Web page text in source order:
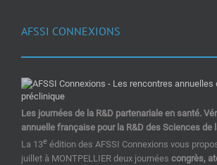
AFSSI CONNEXIONS
Les journées de la R&D partenariale en santé.
annuelle française pour la R&D des Sciences de
La 13e édition des AFSSI Connexions vous
juillet à MONTPELLIER deux journées congrès,